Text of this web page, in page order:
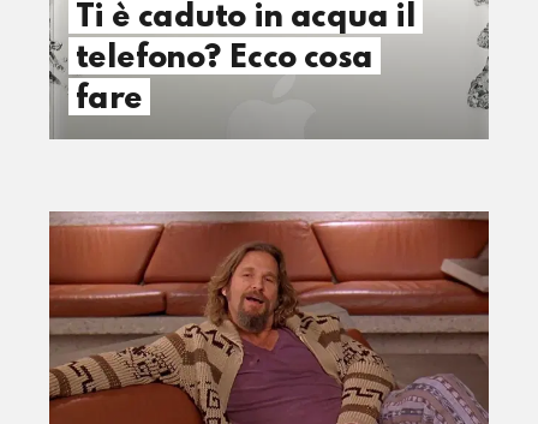
Ti è caduto in acqua il
telefono? Ecco cosa
fare